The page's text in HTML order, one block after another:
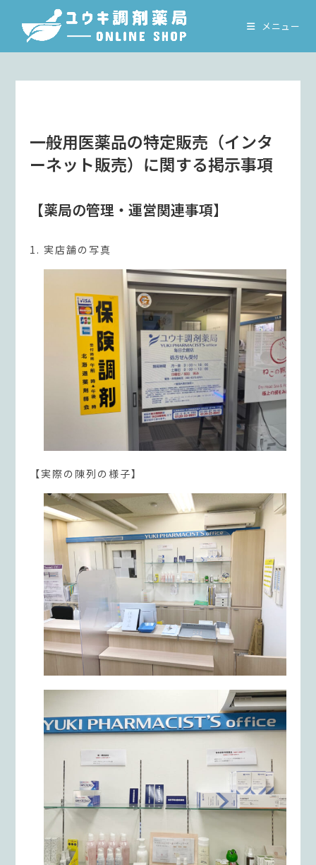
メニュー
一般用医薬品の特定販売（インタ
ーネット販売）に関する掲示事項
【薬局の管理・運営関連事項】
実店舗の写真
【実際の陳列の様子】